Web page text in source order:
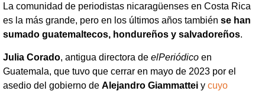
La comunidad de periodistas nicaragüenses en Costa Rica
es la más grande, pero en los últimos años también se han
sumado guatemaltecos, hondureños y salvadoreños.
Julia Corado, antigua directora de elPeriódico en
Guatemala, que tuvo que cerrar en mayo de 2023 por el
asedio del gobierno de Alejandro Giammattei y cuyo